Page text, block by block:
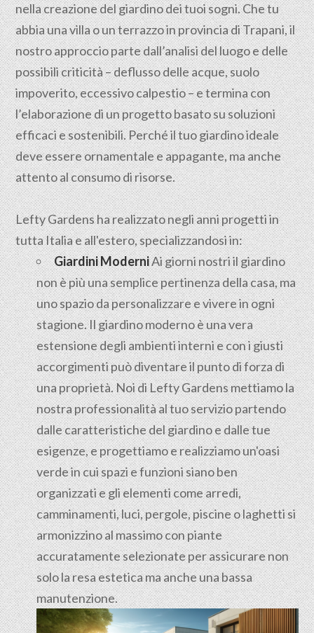
nella creazione del giardino dei tuoi sogni. Che tu
abbia una villa o un terrazzo in provincia di Trapani, il
nostro approccio parte dall’analisi del luogo e delle
possibili criticità – deflusso delle acque, suolo
impoverito, eccessivo calpestio – e termina con
l’elaborazione di un progetto basato su soluzioni
efficaci e sostenibili. Perché il tuo giardino ideale
deve essere ornamentale e appagante, ma anche
attento al consumo di risorse.
Lefty Gardens ha realizzato negli anni progetti in
tutta Italia e all'estero, specializzandosi in:
Giardini ModerniAi giorni nostri il giardino
non è più una semplice pertinenza della casa, ma
uno spazio da personalizzare e vivere in ogni
stagione. Il giardino moderno è una vera
estensione degli ambienti interni e con i giusti
accorgimenti può diventare il punto di forza di
una proprietà. Noi di Lefty Gardens mettiamo la
nostra professionalità al tuo servizio partendo
dalle caratteristiche del giardino e dalle tue
esigenze, e progettiamo e realizziamo un'oasi
verde in cui spazi e funzioni siano ben
organizzati e gli elementi come arredi,
camminamenti, luci, pergole, piscine o laghetti si
armonizzino al massimo con piante
accuratamente selezionate per assicurare non
solo la resa estetica ma anche una bassa
manutenzione.